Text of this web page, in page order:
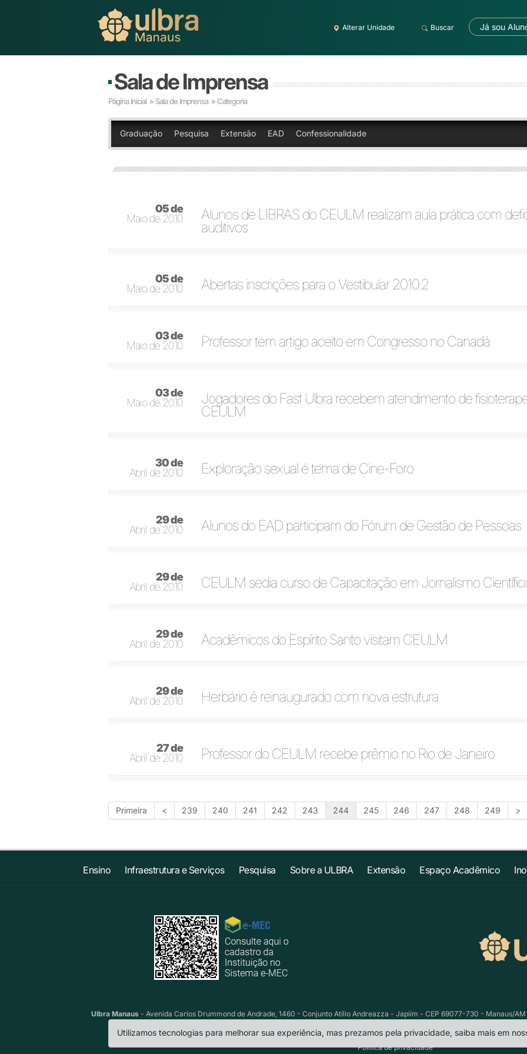
Alterar Unidade Buscar Já sou
Sala de Imprensa
Página Inicial » Sala de Imprensa » Categoria
Graduação Pesquisa Extensão EAD Confessionalidade
05 de
Maio de 2010
Alunos de LIBRAS do CEULM realizam aula prática com
auditivos
05 de
Maio de 2010
Abertas inscrições para o Vestibular 2010.2
03 de
Maio de 2010
Professor tem artigo aceito em Congresso no Canadá
03 de
Maio de 2010
Jogadores do Fast Ulbra recebem atendimento de
CEULM
30 de
Abril de 2010
Exploração sexual é tema de Cine-Foro
29 de
Abril de 2010
Alunos do EAD participam do Fórum de Gestão de Pessoas
29 de
Abril de 2010
CEULM sedia curso de Capacitação em Jornalismo
29 de
Abril de 2010
Acadêmicos do Espírito Santo visitam CEULM
29 de
Abril de 2010
Herbário é reinaugurado com nova estrutura
27 de
Abril de 2010
Professor do CEULM recebe prêmio no Rio de Janeiro
Primeira < 239 240 241 242 243 244 245 246 247 248 249 >
Ensino Infraestrutura e Serviços Pesquisa Sobre a ULBRA Extensão Espaço Acadêmico
Ulbra Manaus - Avenida Carlos Drummond de Andrade, 1460 - Conjunto Atílio Andreazza - Japiim - CEP 69077-730 - Manaus/AM
Política de privacidade
Utilizamos tecnologias para melhorar sua experiência, mas prezamos pela privacidade, saiba mais em